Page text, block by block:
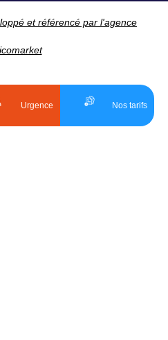
et référencé par l'agence
Urgence Nos tarifs